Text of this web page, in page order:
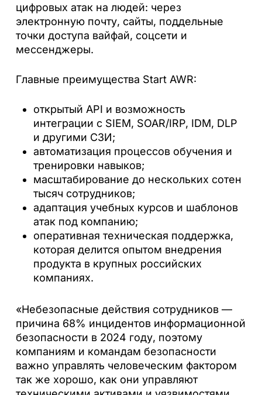
цифровых атак на людей: через
электронную почту, сайты, поддельные
точки доступа вайфай, соцсети и
мессенджеры.
Главные преимущества Start AWR:
открытый API и возможность
интеграции с SIEM, SOAR/IRP, IDM, DLP
и другими СЗИ;
автоматизация процессов обучения и
тренировки навыков;
масштабирование до нескольких сотен
тысяч сотрудников;
адаптация учебных курсов и шаблонов
атак под компанию;
оперативная техническая поддержка,
которая делится опытом внедрения
продукта в крупных российских
компаниях.
«Небезопасные действия сотрудников —
причина 68% инцидентов информационной
безопасности в 2024 году, поэтому
компаниям и командам безопасности
важно управлять человеческим фактором
так же хорошо, как они управляют